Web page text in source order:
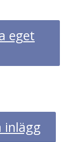
eget
inlägg